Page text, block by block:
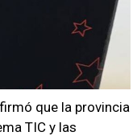
que la provincia
TIC y las